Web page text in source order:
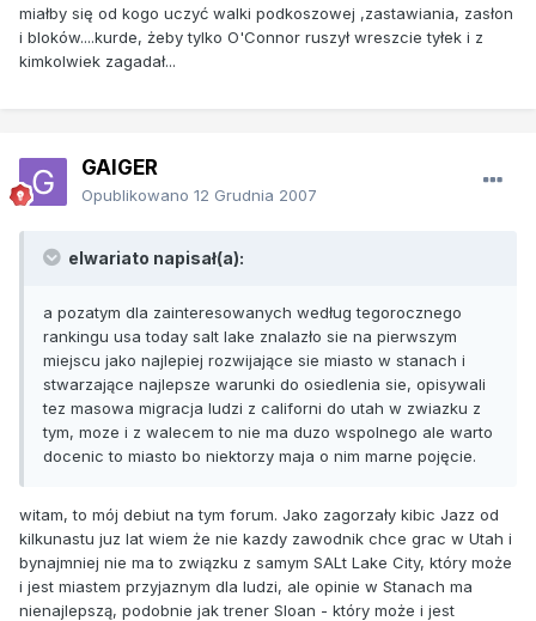
miałby się od kogo uczyć walki podkoszowej ,zastawiania, zasłon
i bloków....kurde, żeby tylko O'Connor ruszył wreszcie tyłek i z
kimkolwiek zagadał...
GAIGER
Opublikowano 12 Grudnia 2007
elwariato napisał(a):
a pozatym dla zainteresowanych według tegorocznego
rankingu usa today salt lake znalazło sie na pierwszym
miejscu jako najlepiej rozwijające sie miasto w stanach i
stwarzające najlepsze warunki do osiedlenia sie, opisywali
tez masowa migracja ludzi z californi do utah w zwiazku z
tym, moze i z walecem to nie ma duzo wspolnego ale warto
docenic to miasto bo niektorzy maja o nim marne pojęcie.
witam, to mój debiut na tym forum. Jako zagorzały kibic Jazz od
kilkunastu juz lat wiem że nie kazdy zawodnik chce grac w Utah i
bynajmniej nie ma to związku z samym SALt Lake City, który może
i jest miastem przyjaznym dla ludzi, ale opinie w Stanach ma
nienajlepszą, podobnie jak trener Sloan - który może i jest